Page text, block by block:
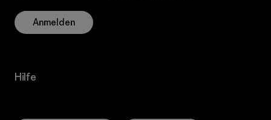
Anmelden
Hilfe